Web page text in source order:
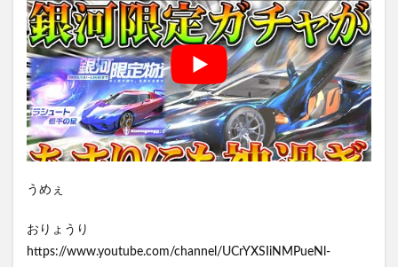
うめぇ
おりょうり
https://www.youtube.com/channel/UCrYXSIiNMPueNl-